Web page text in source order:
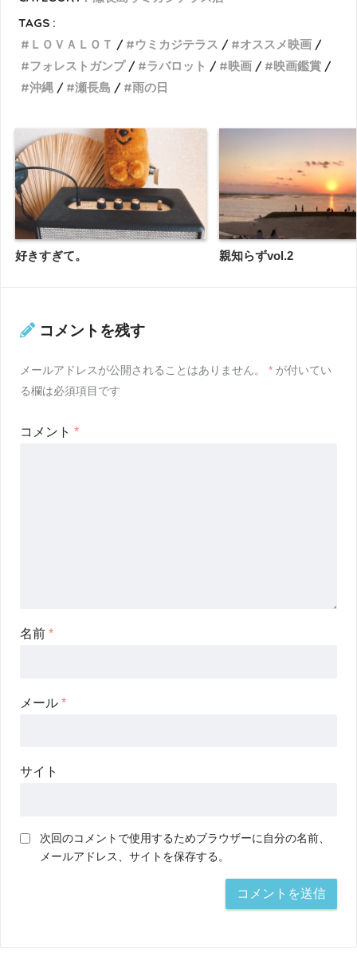
TAGS :
ＬＯＶＡＬＯＴ
ウミカジテラス
オススメ映画
フォレストガンプ
ラバロット 映画
映画鑑賞
沖縄
瀬長島 雨の日
好きすぎて。 親知らずvol.2
コメントを残す
メールアドレスが公開されることはありません。 * が付いてい
る欄は必須項目です
コメント *
名前 *
メール *
サイト
次回のコメントで使用するためブラウザーに自分の名前、
メールアドレス、サイトを保存する。